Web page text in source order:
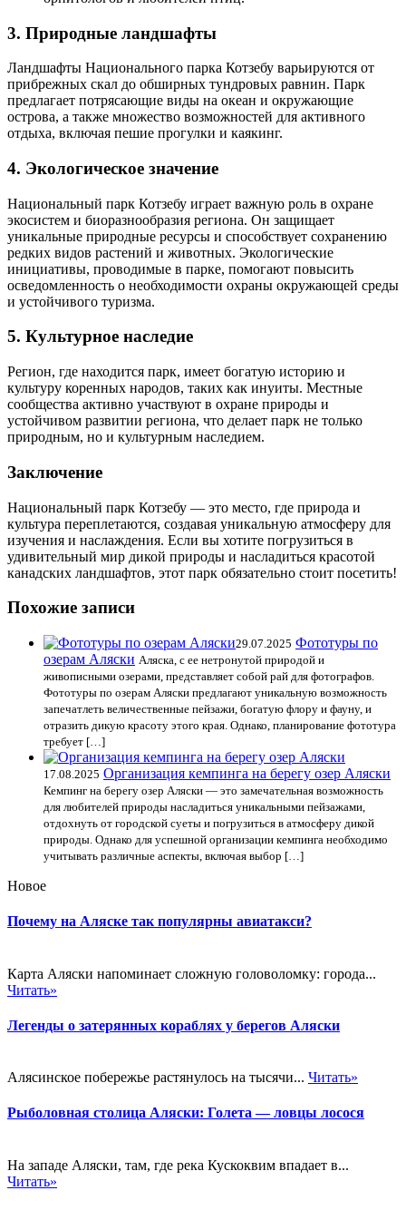
3. Природные ландшафты
Ландшафты Национального парка Котзебу варьируются от
прибрежных скал до обширных тундровых равнин. Парк
предлагает потрясающие виды на океан и окружающие
острова, а также множество возможностей для активного
отдыха, включая пешие прогулки и каякинг.
4. Экологическое значение
Национальный парк Котзебу играет важную роль в охране
экосистем и биоразнообразия региона. Он защищает
уникальные природные ресурсы и способствует сохранению
редких видов растений и животных. Экологические
инициативы, проводимые в парке, помогают повысить
осведомленность о необходимости охраны окружающей среды
и устойчивого туризма.
5. Культурное наследие
Регион, где находится парк, имеет богатую историю и
культуру коренных народов, таких как инуиты. Местные
сообщества активно участвуют в охране природы и
устойчивом развитии региона, что делает парк не только
природным, но и культурным наследием.
Заключение
Национальный парк Котзебу — это место, где природа и
культура переплетаются, создавая уникальную атмосферу для
изучения и наслаждения. Если вы хотите погрузиться в
удивительный мир дикой природы и насладиться красотой
канадских ландшафтов, этот парк обязательно стоит посетить!
Похожие записи
29.07.2025 Фототуры по
озерам Аляски Аляска, с ее нетронутой природой и
живописными озерами, представляет собой рай для фотографов.
Фототуры по озерам Аляски предлагают уникальную возможность
запечатлеть величественные пейзажи, богатую флору и фауну, и
отразить дикую красоту этого края. Однако, планирование фототура
требует […]
17.08.2025 Организация кемпинга на берегу озер Аляски
Кемпинг на берегу озер Аляски — это замечательная возможность
для любителей природы насладиться уникальными пейзажами,
отдохнуть от городской суеты и погрузиться в атмосферу дикой
природы. Однако для успешной организации кемпинга необходимо
учитывать различные аспекты, включая выбор […]
Новое
Почему на Аляске так популярны авиатакси?
Карта Аляски напоминает сложную головоломку: города...
Читать»
Легенды о затерянных кораблях у берегов Аляски
Алясинское побережье растянулось на тысячи... Читать»
Рыболовная столица Аляски: Голета — ловцы лосося
На западе Аляски, там, где река Кускоквим впадает в...
Читать»